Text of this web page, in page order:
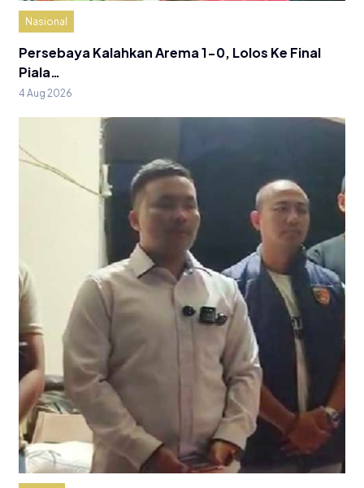
Nasional
Persebaya Kalahkan Arema 1-0, Lolos Ke Final
Piala…
4 Aug 2026